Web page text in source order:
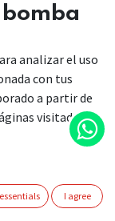
eficiente con
analizar el uso
con tus
a partir de
visitadas).
I agree